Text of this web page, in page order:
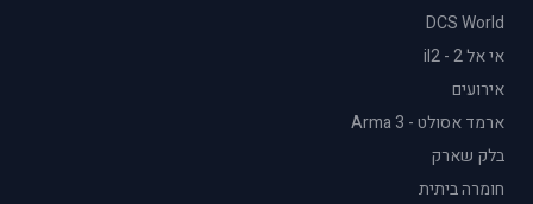
DCS World
אי אל 2 - il2
אירועים
ארמד אסולט - Arma 3
בלק שארק
חומרה ביתית